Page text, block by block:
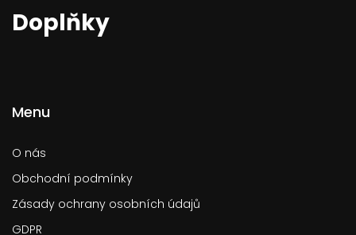
Doplňky
Menu
O nás
Obchodní podmínky
Zásady ochrany osobních údajů
GDPR